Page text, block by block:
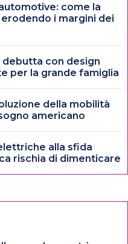
come la
i margini dei
debutta con design
per la grande famiglia
della mobilità
americano
alla sfida
rischia di dimenticare